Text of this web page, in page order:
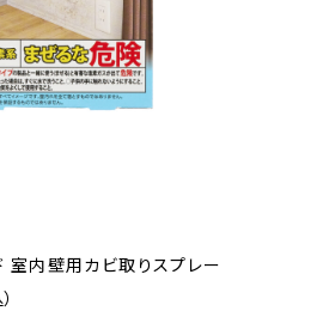
室内壁用カビ取りスプレー